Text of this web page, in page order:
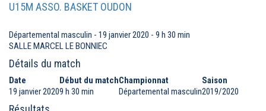
U15M ASSO. BASKET OUDON
Départemental masculin - 19 janvier 2020 - 9 h 30 min
SALLE MARCEL LE BONNIEC
Détails du match
Date Début du matchChampionnat
Saison
19 janvier 20209 h 30 min Départemental masculin2019/2020